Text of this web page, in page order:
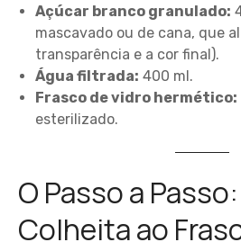
Açúcar branco granulado:
mascavado ou de cana, que
transparência e a cor final).
Água filtrada: 400 ml.
Frasco de vidro hermético:
esterilizado.
O Passo a
Colheita ao